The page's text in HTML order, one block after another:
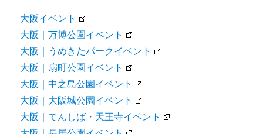
大阪イベント
大阪｜万博公園イベント
大阪｜うめきたパークイベント
大阪｜扇町公園イベント
大阪｜中之島公園イベント
大阪｜大阪城公園イベント
大阪｜てんしば・天王寺イベント